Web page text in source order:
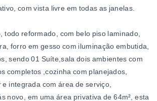
com vista livre em todas as janelas.
todo reformado, com belo piso laminado,
forro em gesso com iluminação embutida,
sendo 01 Suíte,sala dois ambientes com
completos ,cozinha com planejados,
integrada com área de serviço,
novo, em uma área privativa de 64m², esta